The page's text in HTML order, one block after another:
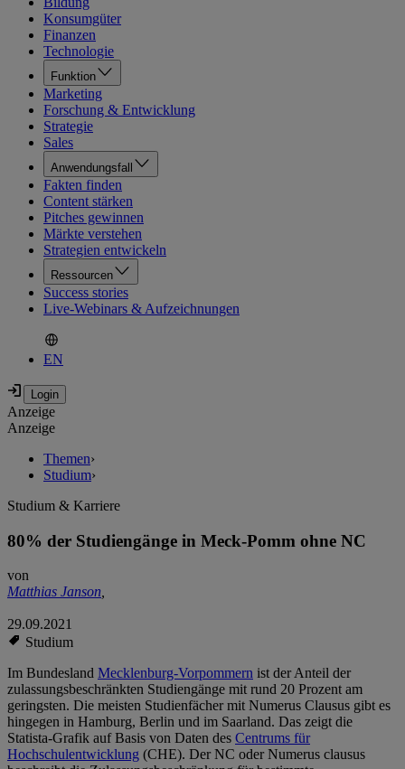
Konsumgüter
Finanzen
Technologie
Funktion
Marketing
Forschung & Entwicklung
Strategie
Sales
Anwendungsfall
Fakten finden
Content stärken
Pitches gewinnen
Märkte verstehen
Strategien entwickeln
Ressourcen
Success stories
Live-Webinars & Aufzeichnungen
EN
Anzeige
Anzeige
Themen›
Studium›
Studium & Karriere
80% der Studiengänge in Meck-Pomm ohne NC
von
Matthias Janson,
29.09.2021
Studium
Im Bundesland Mecklenburg-Vorpommern ist der Anteil der
zulassungsbeschränkten Studiengänge mit rund 20 Prozent am
geringsten. Die meisten Studienfächer mit Numerus Clausus gibt es
hingegen in Hamburg, Berlin und im Saarland. Das zeigt die
Statista-Grafik auf Basis von Daten des Centrums für
Hochschulentwicklung (CHE). Der NC oder Numerus clausus